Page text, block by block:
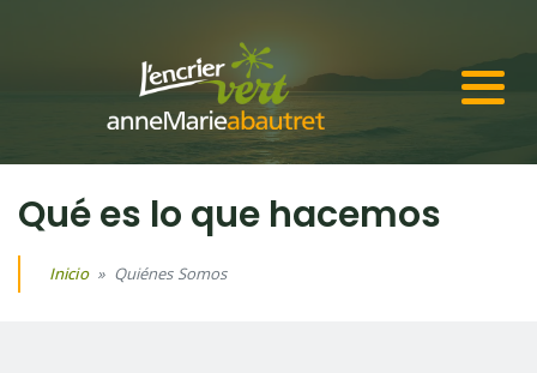
Qué es lo que hacemos
Inicio » Quiénes Somos